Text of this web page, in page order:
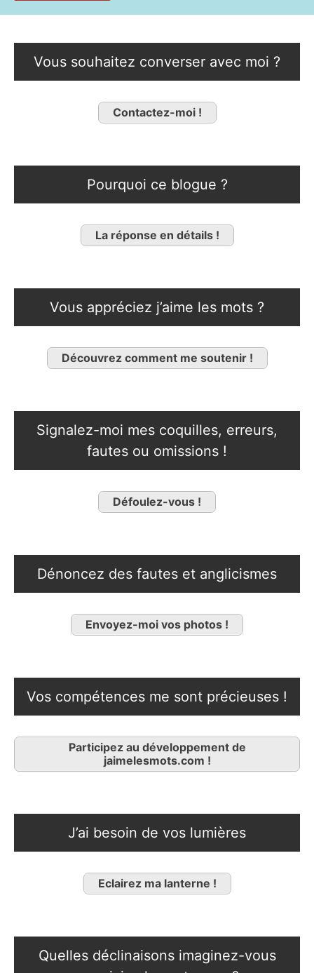
Vous souhaitez converser avec moi ?
Contactez-moi !
Pourquoi ce blogue ?
La réponse en détails !
Vous appréciez j’aime les mots ?
Découvrez comment me soutenir !
Signalez-moi mes coquilles, erreurs,
fautes ou omissions !
Défoulez-vous !
Dénoncez des fautes et anglicismes
Envoyez-moi vos photos !
Vos compétences me sont précieuses !
Participez au développement de
jaimelesmots.com !
J’ai besoin de vos lumières
Eclairez ma lanterne !
Quelles déclinaisons imaginez-vous